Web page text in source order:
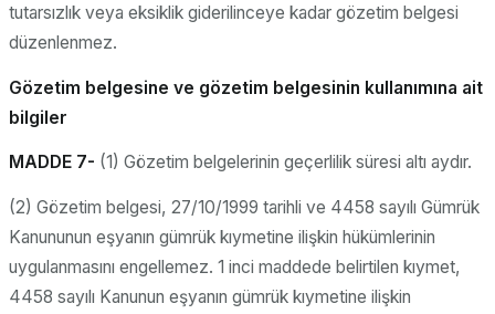
tutarsızlık veya eksiklik giderilinceye kadar gözetim belgesi
düzenlenmez.
Gözetim belgesine ve gözetim belgesinin kullanımına ait
bilgiler
MADDE 7- (1) Gözetim belgelerinin geçerlilik süresi altı aydır.
(2) Gözetim belgesi, 27/10/1999 tarihli ve 4458 sayılı Gümrük
Kanununun eşyanın gümrük kıymetine ilişkin hükümlerinin
uygulanmasını engellemez. 1 inci maddede belirtilen kıymet,
4458 sayılı Kanunun eşyanın gümrük kıymetine ilişkin